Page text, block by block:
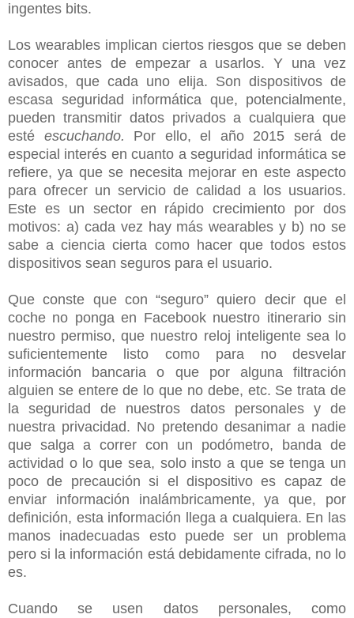
ingentes bits.
Los wearables implican ciertos riesgos que se deben
conocer antes de empezar a usarlos. Y una vez
avisados, que cada uno elija. Son dispositivos de
escasa seguridad informática que, potencialmente,
pueden transmitir datos privados a cualquiera que
esté escuchando. Por ello, el año 2015 será de
especial interés en cuanto a seguridad informática se
refiere, ya que se necesita mejorar en este aspecto
para ofrecer un servicio de calidad a los usuarios.
Este es un sector en rápido crecimiento por dos
motivos: a) cada vez hay más wearables y b) no se
sabe a ciencia cierta como hacer que todos estos
dispositivos sean seguros para el usuario.
Que conste que con “seguro” quiero decir que el
coche no ponga en Facebook nuestro itinerario sin
nuestro permiso, que nuestro reloj inteligente sea lo
suficientemente listo como para no desvelar
información bancaria o que por alguna filtración
alguien se entere de lo que no debe, etc. Se trata de
la seguridad de nuestros datos personales y de
nuestra privacidad. No pretendo desanimar a nadie
que salga a correr con un podómetro, banda de
actividad o lo que sea, solo insto a que se tenga un
poco de precaución si el dispositivo es capaz de
enviar información inalámbricamente, ya que, por
definición, esta información llega a cualquiera. En las
manos inadecuadas esto puede ser un problema
pero si la información está debidamente cifrada, no lo
es.
Cuando se usen datos personales, como